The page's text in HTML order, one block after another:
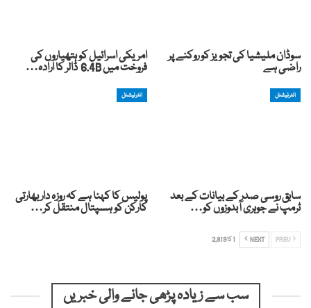
سوڈان ملیشیا کی تجویز کو روکنے پر
راضی ہے
امریکی اسرائیل کو ہتھیاروں کی
فروخت میں 6.4B ڈالر کا ارادہ…
انٹرنیشنل
سابق روسی صدر کے بیانات کے بعد
ٹرمپ نے جوہری آبدوزوں کو…
انٹرنیشنل
پولیس کا کہنا ہے کہ روزہ دار بھارتی
کارکن کو ہسپتال منتقل کر…
NEXT 1 کا 2,819
سب سے زیادہ پڑھی جانے والی خبریں